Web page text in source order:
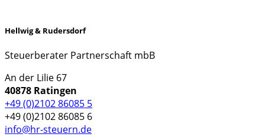
Hellwig & Rudersdorf
Steuerberater Partnerschaft mbB
An der Lilie 67
40878 Ratingen
+49 (0)2102 86085 5
+49 (0)2102 86085 6
info@hr-steuern.de